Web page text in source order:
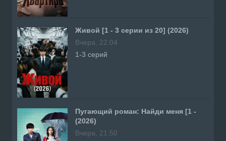
Живой [1 - 3 серии из 20] (2026)
Вчера, 22:04
1-3 серий
Пугающий роман: Найди меня [1 -
(2026)
Вчера, 21:50